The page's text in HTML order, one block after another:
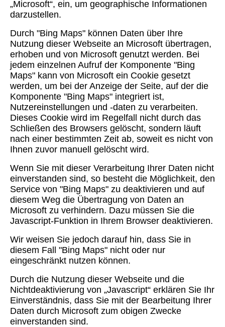
„Microsoft“, ein, um geographische Informationen
darzustellen.
Durch "Bing Maps" können Daten über Ihre
Nutzung dieser Webseite an Microsoft übertragen,
erhoben und von Microsoft genutzt werden. Bei
jedem einzelnen Aufruf der Komponente "Bing
Maps" kann von Microsoft ein Cookie gesetzt
werden, um bei der Anzeige der Seite, auf der die
Komponente "Bing Maps" integriert ist,
Nutzereinstellungen und -daten zu verarbeiten.
Dieses Cookie wird im Regelfall nicht durch das
Schließen des Browsers gelöscht, sondern läuft
nach einer bestimmten Zeit ab, soweit es nicht von
Ihnen zuvor manuell gelöscht wird.
Wenn Sie mit dieser Verarbeitung Ihrer Daten nicht
einverstanden sind, so besteht die Möglichkeit, den
Service von "Bing Maps" zu deaktivieren und auf
diesem Weg die Übertragung von Daten an
Microsoft zu verhindern. Dazu müssen Sie die
Javascript-Funktion in Ihrem Browser deaktivieren.
Wir weisen Sie jedoch darauf hin, dass Sie in
diesem Fall "Bing Maps" nicht oder nur
eingeschränkt nutzen können.
Durch die Nutzung dieser Webseite und die
Nichtdeaktivierung von „Javascript“ erklären Sie Ihr
Einverständnis, dass Sie mit der Bearbeitung Ihrer
Daten durch Microsoft zum obigen Zwecke
einverstanden sind.